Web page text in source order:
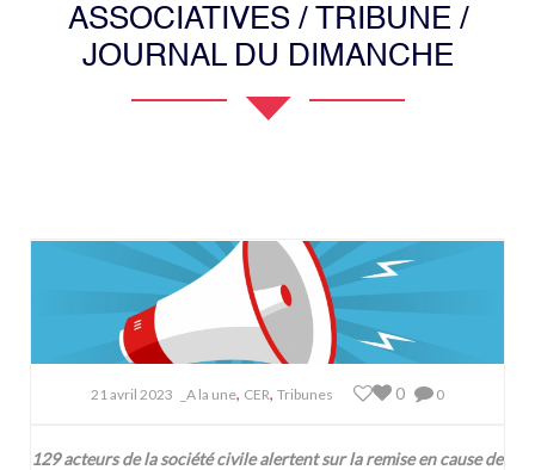
ASSOCIATIVES / TRIBUNE /
JOURNAL DU DIMANCHE
21 avril 2023 _A la une, CER, Tribunes 0
0
129 acteurs de la société civile alertent sur la remise en cause de